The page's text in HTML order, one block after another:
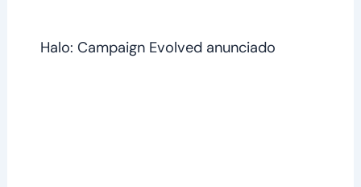
Halo: Campaign Evolved anunciado